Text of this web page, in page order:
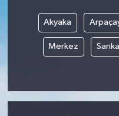
Akyaka
Merkez